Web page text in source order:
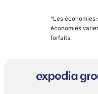
^Les économies
économies
forfaits.